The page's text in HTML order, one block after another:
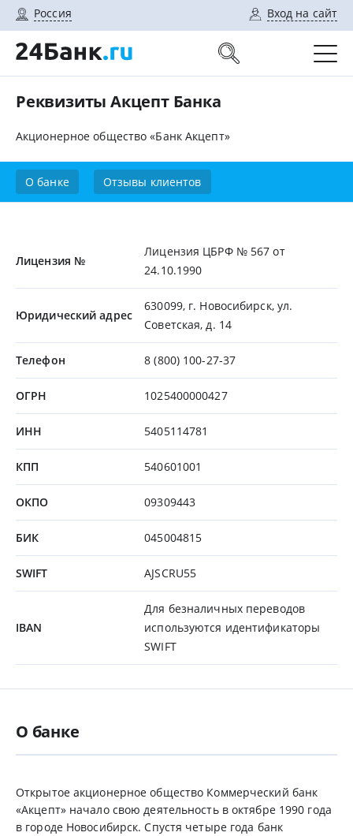
Россия Вход на сайт
Реквизиты Акцепт Банка
Акционерное общество «Банк Акцепт»
О банке Отзывы клиентов
Лицензия №
Лицензия ЦБРФ № 567 от
24.10.1990
Юридический адрес
630099, г. Новосибирск, ул.
Советская, д. 14
Телефон 8 (800) 100-27-37
ОГРН 1025400000427
ИНН 5405114781
КПП 540601001
ОКПО 09309443
БИК 045004815
SWIFT AJSCRU55
IBAN
Для безналичных переводов
используются идентификаторы
SWIFT
О банке
Открытое акционерное общество Коммерческий банк
«Акцепт» начало свою деятельность в октябре 1990 года
в городе Новосибирск. Спустя четыре года банк